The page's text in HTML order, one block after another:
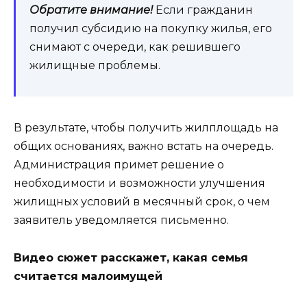
Обратите внимание!Если гражданин
получил субсидию на покупку жилья, его
снимают с очереди, как решившего
жилищные проблемы.
В результате, чтобы получить жилплощадь на
общих основаниях, важно встать на очередь.
Администрация примет решение о
необходимости и возможности улучшения
жилищных условий в месячный срок, о чем
заявитель уведомляется письменно.
Видео сюжет расскажет, какая семья
считается малоимущей